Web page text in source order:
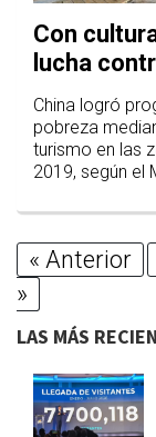
Con
lucha
China logró
pobreza
turismo en las
2019, según el
« Anterior
»
LAS MÁS